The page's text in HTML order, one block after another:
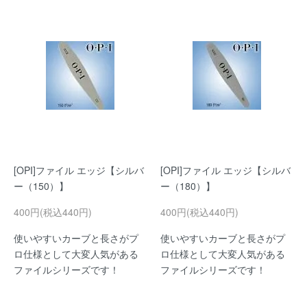
[OPI]ファイル エッジ【シルバ
ー（150）】
400円(税込440円)
使いやすいカーブと長さがプ
ロ仕様として大変人気がある
ファイルシリーズです！
[OPI]ファイル エッジ【シルバ
ー（180）】
400円(税込440円)
使いやすいカーブと長さがプ
ロ仕様として大変人気がある
ファイルシリーズです！